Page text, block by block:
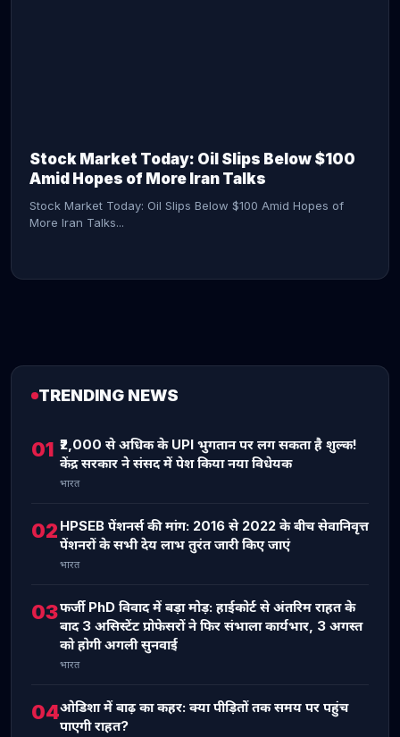
Stock Market Today: Oil Slips Below $100
Amid Hopes of More Iran Talks
Stock Market Today: Oil Slips Below $100 Amid Hopes of
More Iran Talks...
TRENDING NEWS
01 ₹2,000 से अधिक के UPI भुगतान पर लग सकता है शुल्क!
केंद्र सरकार ने संसद में पेश किया नया विधेयक
भारत
02 HPSEB पेंशनर्स की मांग: 2016 से 2022 के बीच सेवानिवृत्त
पेंशनरों के सभी देय लाभ तुरंत जारी किए जाएं
भारत
03फर्जी PhD विवाद में बड़ा मोड़: हाईकोर्ट से अंतरिम राहत के
बाद 3 असिस्टेंट प्रोफेसरों ने फिर संभाला कार्यभार, 3 अगस्त
को होगी अगली सुनवाई
भारत
04ओडिशा में बाढ़ का कहर: क्या पीड़ितों तक समय पर पहुंच
पाएगी राहत?